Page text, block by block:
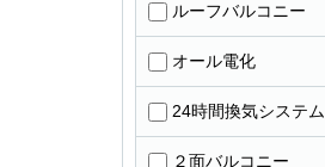
ルーフバルコニー
オール電化
24時間換気システム
２面バルコニー